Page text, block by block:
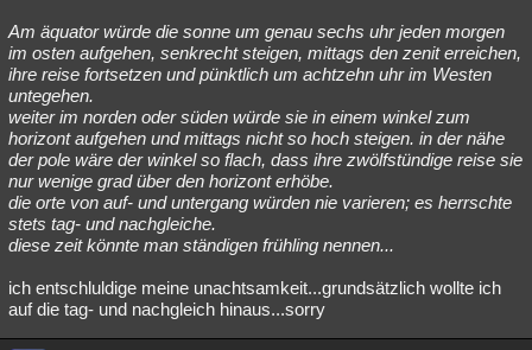
Am äquator würde die sonne um genau sechs uhr jeden morgen
im osten aufgehen, senkrecht steigen, mittags den zenit erreichen,
ihre reise fortsetzen und pünktlich um achtzehn uhr im Westen
untegehen.
weiter im norden oder süden würde sie in einem winkel zum
horizont aufgehen und mittags nicht so hoch steigen. in der nähe
der pole wäre der winkel so flach, dass ihre zwölfstündige reise sie
nur wenige grad über den horizont erhöbe.
die orte von auf- und untergang würden nie varieren; es herrschte
stets tag- und nachgleiche.
diese zeit könnte man ständigen frühling nennen...
ich entschluldige meine unachtsamkeit...grundsätzlich wollte ich
auf die tag- und nachgleich hinaus...sorry